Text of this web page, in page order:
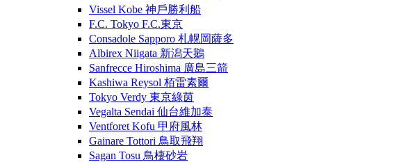
Vissel Kobe 神戶勝利船
F.C. Tokyo F.C.東京
Consadole Sapporo 札幌岡薩多
Albirex Niigata 新潟天鵝
Sanfrecce Hiroshima 廣島三箭
Kashiwa Reysol 栢雷素爾
Tokyo Verdy 東京綠茵
Vegalta Sendai 仙台維加泰
Ventforet Kofu 甲府風林
Gainare Tottori 鳥取飛翔
Sagan Tosu 鳥棲砂岩